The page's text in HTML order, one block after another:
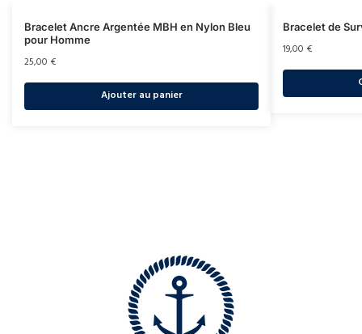
Bracelet Ancre Argentée MBH en Nylon Bleu
pour Homme
25,00 €
Ajouter au panier
Bracelet de
19,00 €